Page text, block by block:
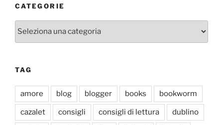
CATEGORIE
Categorie
TAG
amore blog blogger books bookworm
cazalet consigli consigli di lettura dublino